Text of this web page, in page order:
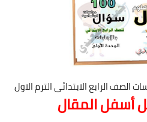
أسفل المقال